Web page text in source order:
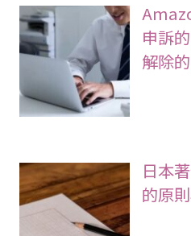
申訴
解除
日本
的原